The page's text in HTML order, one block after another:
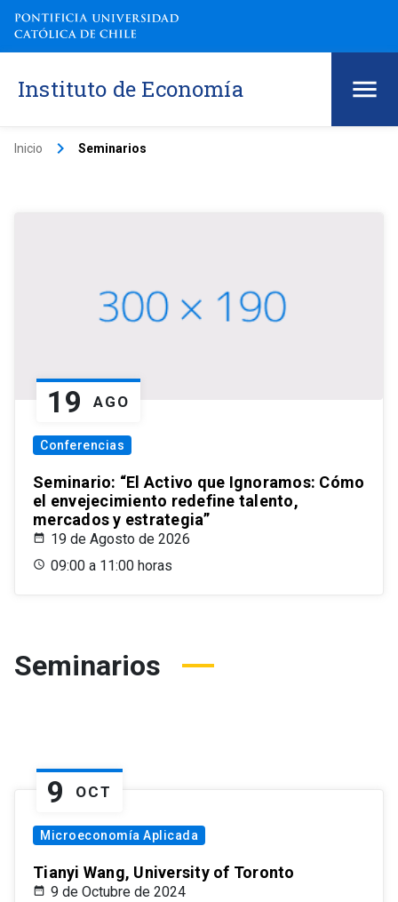
Instituto de Economía
Inicio keyboard_arrow_right Seminarios
19 AGO
Conferencias
Seminario: “El Activo que Ignoramos: Cómo
el envejecimiento redefine talento,
mercados y estrategia”
19 de Agosto de 2026
09:00 a 11:00 horas
Seminarios
9 OCT
Microeconomía Aplicada
Tianyi Wang, University of Toronto
9 de Octubre de 2024